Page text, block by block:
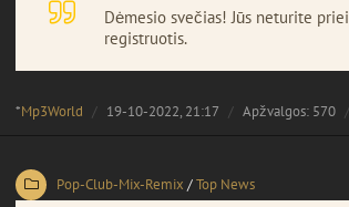
Dėmesio svečias! Jūs neturite
registruotis.
*Mp3World 19-10-2022, 21:17 Apžvalgos: 570
Pop-Club-Mix-Remix /Top News